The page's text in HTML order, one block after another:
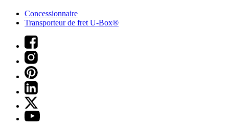
Concessionnaire
Transporteur de fret U-Box®